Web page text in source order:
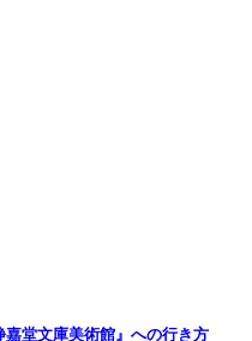
堂文庫美術館』への行き方